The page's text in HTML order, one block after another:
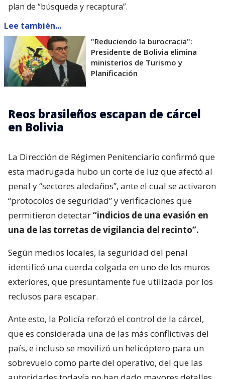
plan de “búsqueda y recaptura”.
Lee también...
"Reduciendo la burocracia":
Presidente de Bolivia elimina
ministerios de Turismo y
Planificación
Reos brasileños escapan de cárcel
en Bolivia
La Dirección de Régimen Penitenciario confirmó que
esta madrugada hubo un corte de luz que afectó al
penal y “sectores aledaños”, ante el cual se activaron
“protocolos de seguridad” y verificaciones que
permitieron detectar“indicios de una evasión en
una de las torretas de vigilancia del recinto”.
Según medios locales, la seguridad del penal
identificó una cuerda colgada en uno de los muros
exteriores, que presuntamente fue utilizada por los
reclusos para escapar.
Ante esto, la Policía reforzó el control de la cárcel,
que es considerada una de las más conflictivas del
país, e incluso se movilizó un helicóptero para un
sobrevuelo como parte del operativo, del que las